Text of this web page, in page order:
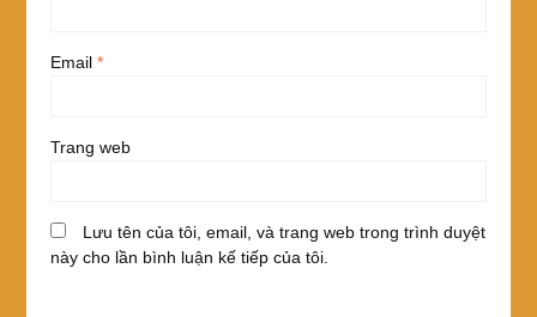
Email *
Trang web
Lưu tên của tôi, email, và trang web trong trình duyệt
này cho lần bình luận kế tiếp của tôi.